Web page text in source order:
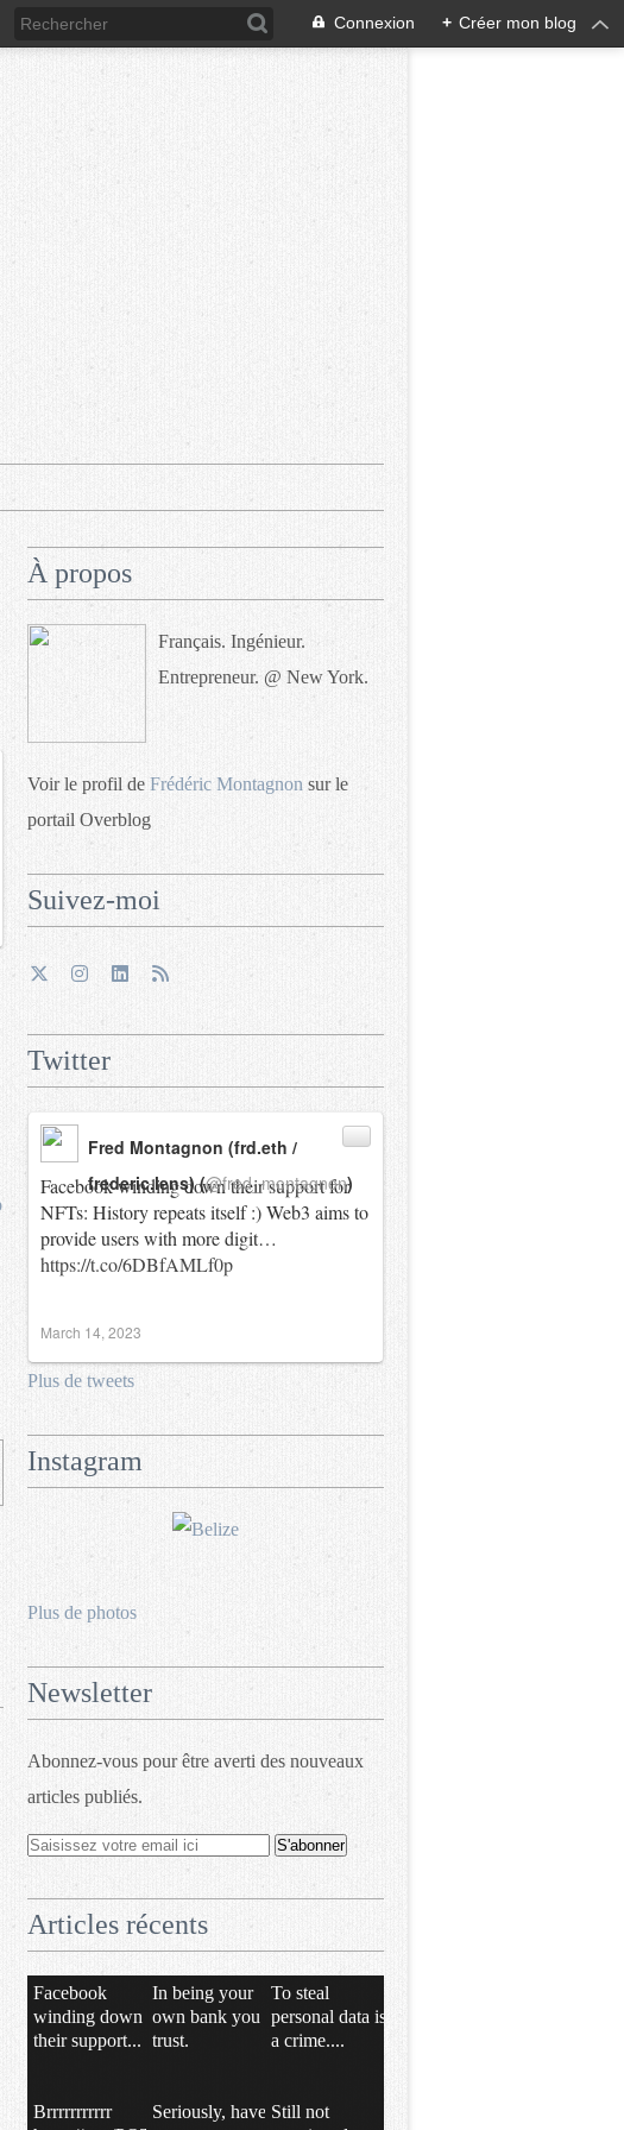
Connexion + Créer mon blog
À propos
Français. Ingénieur.
Entrepreneur. @ New York.
Voir le profil de Frédéric Montagnon sur le
portail Overblog
Suivez-moi
Twitter
Facebook winding down their support for
NFTs: History repeats itself :) Web3 aims to
provide users with more digit…
https://t.co/6DBfAMLf0p
Fred Montagnon (frd.eth /
frederic.lens) (@fred_montagnon)
March 14, 2023
Plus de tweets
Instagram
Plus de photos
Newsletter
Abonnez-vous pour être averti des nouveaux
articles publiés.
Articles récents
Facebook
winding down
their support...
In being your
own bank you
trust.
To steal
personal data is
a crime....
Brrrrrrrrrrr
Seriously, have Still not